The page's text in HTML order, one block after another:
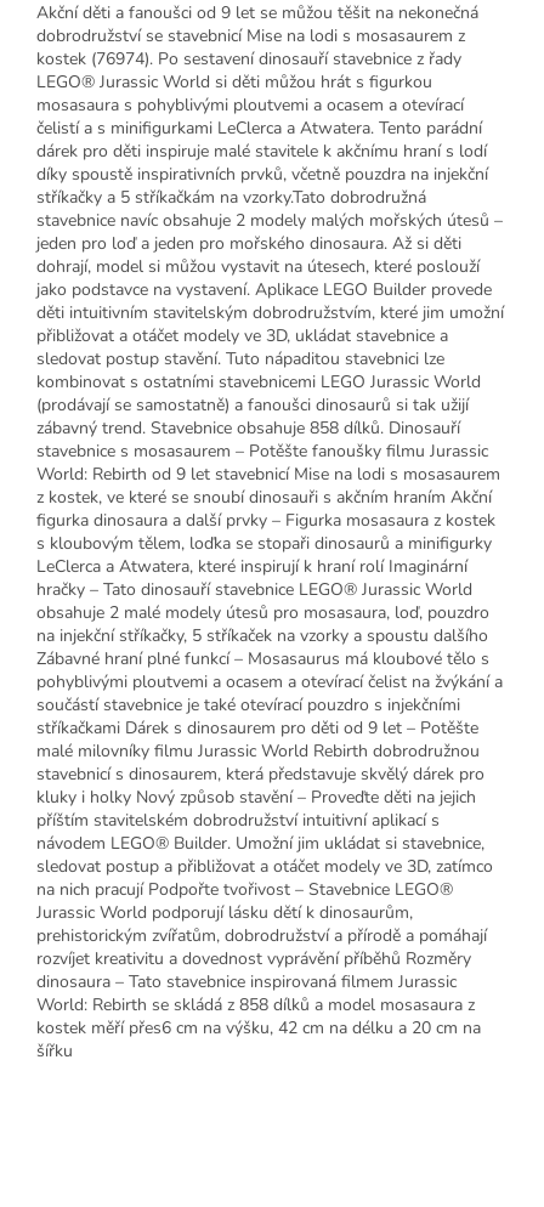
Akční děti a fanoušci od 9 let se můžou těšit na nekonečná
dobrodružství se stavebnicí Mise na lodi s mosasaurem z
kostek (76974). Po sestavení dinosauří stavebnice z řady
LEGO® Jurassic World si děti můžou hrát s figurkou
mosasaura s pohyblivými ploutvemi a ocasem a otevírací
čelistí a s minifigurkami LeClerca a Atwatera. Tento parádní
dárek pro děti inspiruje malé stavitele k akčnímu hraní s lodí
díky spoustě inspirativních prvků, včetně pouzdra na injekční
stříkačky a 5 stříkačkám na vzorky.Tato dobrodružná
stavebnice navíc obsahuje 2 modely malých mořských útesů –
jeden pro loď a jeden pro mořského dinosaura. Až si děti
dohrají, model si můžou vystavit na útesech, které poslouží
jako podstavce na vystavení. Aplikace LEGO Builder provede
děti intuitivním stavitelským dobrodružstvím, které jim umožní
přibližovat a otáčet modely ve 3D, ukládat stavebnice a
sledovat postup stavění. Tuto nápaditou stavebnici lze
kombinovat s ostatními stavebnicemi LEGO Jurassic World
(prodávají se samostatně) a fanoušci dinosaurů si tak užijí
zábavný trend. Stavebnice obsahuje 858 dílků. Dinosauří
stavebnice s mosasaurem – Potěšte fanoušky filmu Jurassic
World: Rebirth od 9 let stavebnicí Mise na lodi s mosasaurem
z kostek, ve které se snoubí dinosauři s akčním hraním Akční
figurka dinosaura a další prvky – Figurka mosasaura z kostek
s kloubovým tělem, loďka se stopaři dinosaurů a minifigurky
LeClerca a Atwatera, které inspirují k hraní rolí Imaginární
hračky – Tato dinosauří stavebnice LEGO® Jurassic World
obsahuje 2 malé modely útesů pro mosasaura, loď, pouzdro
na injekční stříkačky, 5 stříkaček na vzorky a spoustu dalšího
Zábavné hraní plné funkcí – Mosasaurus má kloubové tělo s
pohyblivými ploutvemi a ocasem a otevírací čelist na žvýkání a
součástí stavebnice je také otevírací pouzdro s injekčními
stříkačkami Dárek s dinosaurem pro děti od 9 let – Potěšte
malé milovníky filmu Jurassic World Rebirth dobrodružnou
stavebnicí s dinosaurem, která představuje skvělý dárek pro
kluky i holky Nový způsob stavění – Proveďte děti na jejich
příštím stavitelském dobrodružství intuitivní aplikací s
návodem LEGO® Builder. Umožní jim ukládat si stavebnice,
sledovat postup a přibližovat a otáčet modely ve 3D, zatímco
na nich pracují Podpořte tvořivost – Stavebnice LEGO®
Jurassic World podporují lásku dětí k dinosaurům,
prehistorickým zvířatům, dobrodružství a přírodě a pomáhají
rozvíjet kreativitu a dovednost vyprávění příběhů Rozměry
dinosaura – Tato stavebnice inspirovaná filmem Jurassic
World: Rebirth se skládá z 858 dílků a model mosasaura z
kostek měří přes6 cm na výšku, 42 cm na délku a 20 cm na
šířku